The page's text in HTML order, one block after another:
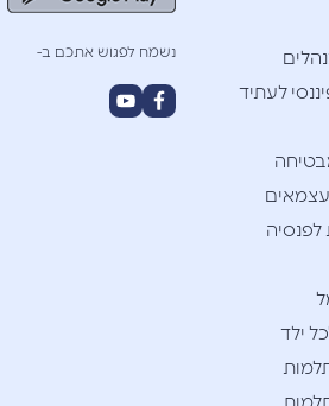
לעתיד
ילד
נשמח לפגוש אתכם ב-